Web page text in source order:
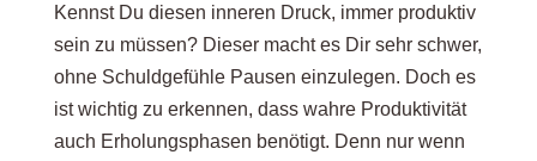
Kennst Du diesen inneren Druck, immer produktiv
sein zu müssen? Dieser macht es Dir sehr schwer,
ohne Schuldgefühle Pausen einzulegen. Doch es
ist wichtig zu erkennen, dass wahre Produktivität
auch Erholungsphasen benötigt. Denn nur wenn